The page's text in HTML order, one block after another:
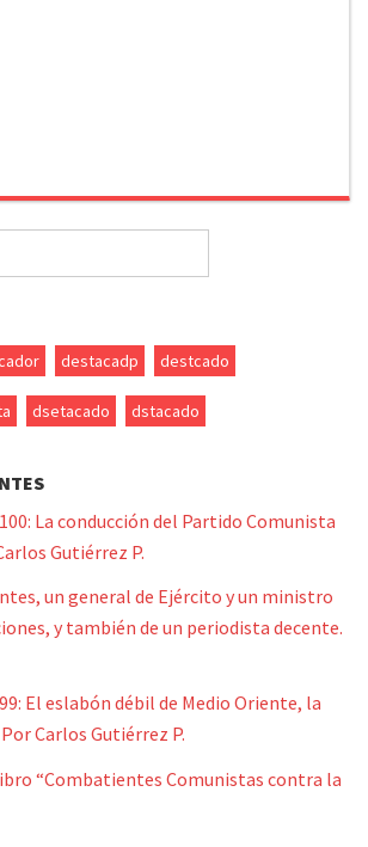
destacadp destcado
dsetacado dstacado
La conducción del Partido Comunista
Gutiérrez P.
un general de Ejército y un ministro
y también de un periodista decente.
El eslabón débil de Medio Oriente, la
Carlos Gutiérrez P.
“Combatientes Comunistas contra la